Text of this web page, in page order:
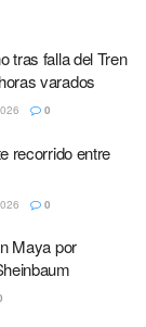
tras falla del Tren
varados
0
recorrido entre
0
Maya por